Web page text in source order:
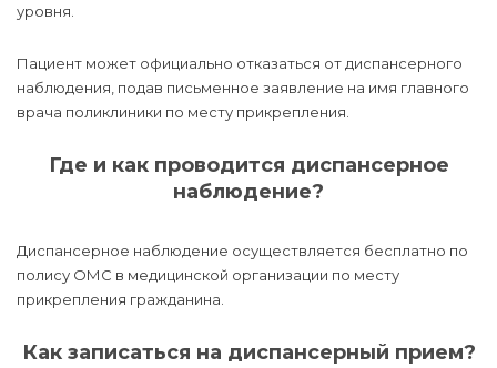
уровня.
Пациент может официально отказаться от диспансерного
наблюдения, подав письменное заявление на имя главного
врача поликлиники по месту прикрепления.
Где и как проводится диспансерное
наблюдение?
Диспансерное наблюдение осуществляется бесплатно по
полису ОМС в медицинской организации по месту
прикрепления гражданина.
Как записаться на диспансерный прием?